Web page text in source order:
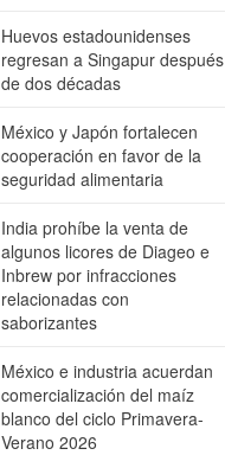
Huevos estadounidenses
regresan a Singapur después
de dos décadas
México y Japón fortalecen
cooperación en favor de la
seguridad alimentaria
India prohíbe la venta de
algunos licores de Diageo e
Inbrew por infracciones
relacionadas con
saborizantes
México e industria acuerdan
comercialización del maíz
blanco del ciclo Primavera-
Verano 2026